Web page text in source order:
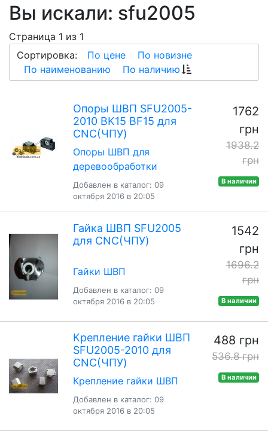
Вы искали: sfu2005
Страница 1 из 1
Сортировка:
По цене
По новизне
По наименованию
По наличию
Опоры ШВП SFU2005-
2010 BK15 BF15 для
CNC(ЧПУ)
Опоры ШВП для
деревообработки
Добавлен в каталог: 09
октября 2016 в 20:05
1762
грн
1938.2
грн
В наличии
Гайка ШВП SFU2005
для CNC(ЧПУ)
Гайки ШВП
Добавлен в каталог: 09
октября 2016 в 20:05
1542
грн
1696.2
грн
В наличии
Крепление гайки ШВП
SFU2005-2010 для
CNC(ЧПУ)
Крепление гайки ШВП
Добавлен в каталог: 09
октября 2016 в 20:05
488 грн
536.8 грн
В наличии